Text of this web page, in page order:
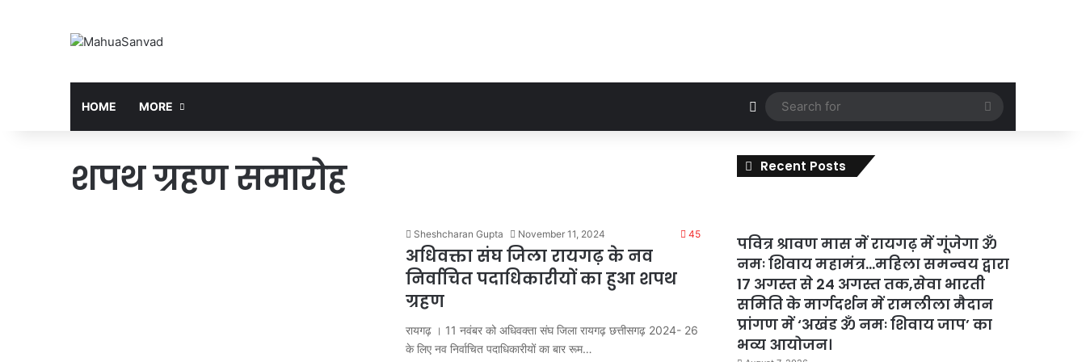
HOME MORE Random Article
Search
for
शपथ ग्रहण समारोह
Sheshcharan Gupta November 11, 2024 45
अधिवक्ता संघ जिला रायगढ़ के नव
निर्वाचित पदाधिकारीयों का हुआ शपथ
ग्रहण
रायगढ़ । 11 नवंबर को अधिवक्ता संघ जिला रायगढ़ छत्तीसगढ़ 2024- 26
के लिए नव निर्वाचित पदाधिकारीयों का बार रूम…
Recent Posts
पवित्र श्रावण मास में रायगढ़ में गूंजेगा ॐ
नमः शिवाय महामंत्र…महिला समन्वय द्वारा
17 अगस्त से 24 अगस्त तक,सेवा भारती
समिति के मार्गदर्शन में रामलीला मैदान
प्रांगण में ‘अखंड ॐ नमः शिवाय जाप’ का
भव्य आयोजन।